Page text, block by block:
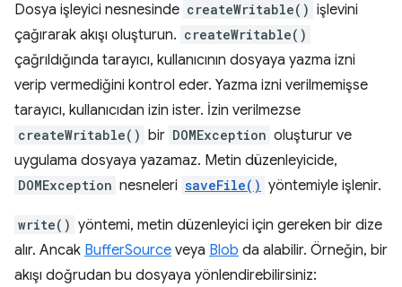
Dosya işleyici nesnesinde createWritable() işlevini
çağırarak akışı oluşturun. createWritable()
çağrıldığında tarayıcı, kullanıcının dosyaya yazma izni
verip vermediğini kontrol eder. Yazma izni verilmemişse
tarayıcı, kullanıcıdan izin ister. İzin verilmezse
createWritable() bir DOMException oluşturur ve
uygulama dosyaya yazamaz. Metin düzenleyicide,
DOMException nesneleri saveFile() yöntemiyle işlenir.
write() yöntemi, metin düzenleyici için gereken bir dize
alır. Ancak BufferSource veya Blob da alabilir. Örneğin, bir
akışı doğrudan bu dosyaya yönlendirebilirsiniz: